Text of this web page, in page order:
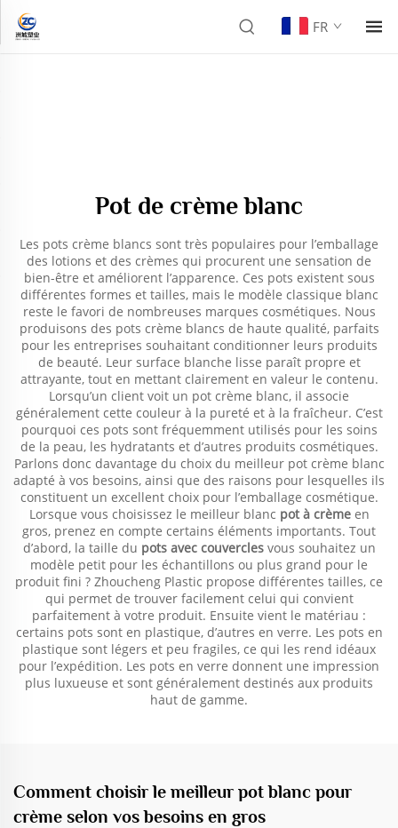
FR
Pot de crème blanc
Les pots crème blancs sont très populaires pour l’emballage
des lotions et des crèmes qui procurent une sensation de
bien-être et améliorent l’apparence. Ces pots existent sous
différentes formes et tailles, mais le modèle classique blanc
reste le favori de nombreuses marques cosmétiques. Nous
produisons des pots crème blancs de haute qualité, parfaits
pour les entreprises souhaitant conditionner leurs produits
de beauté. Leur surface blanche lisse paraît propre et
attrayante, tout en mettant clairement en valeur le contenu.
Lorsqu’un client voit un pot crème blanc, il associe
généralement cette couleur à la pureté et à la fraîcheur. C’est
pourquoi ces pots sont fréquemment utilisés pour les soins
de la peau, les hydratants et d’autres produits cosmétiques.
Parlons donc davantage du choix du meilleur pot crème blanc
adapté à vos besoins, ainsi que des raisons pour lesquelles ils
constituent un excellent choix pour l’emballage cosmétique.
Lorsque vous choisissez le meilleur blanc pot à crème en
gros, prenez en compte certains éléments importants. Tout
d’abord, la taille du pots avec couvercles vous souhaitez un
modèle petit pour les échantillons ou plus grand pour le
produit fini ? Zhoucheng Plastic propose différentes tailles, ce
qui permet de trouver facilement celui qui convient
parfaitement à votre produit. Ensuite vient le matériau :
certains pots sont en plastique, d’autres en verre. Les pots en
plastique sont légers et peu fragiles, ce qui les rend idéaux
pour l’expédition. Les pots en verre donnent une impression
plus luxueuse et sont généralement destinés aux produits
haut de gamme.
Comment choisir le meilleur pot blanc pour
crème selon vos besoins en gros